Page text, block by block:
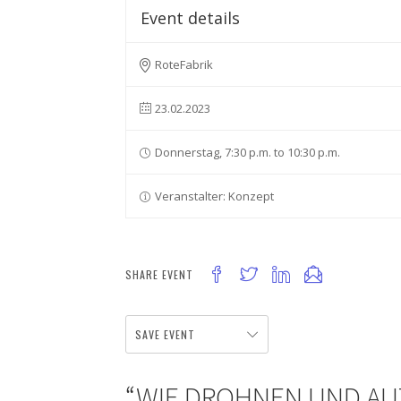
Event details
RoteFabrik
23.02.2023
Donnerstag, 7:30 p.m. to 10:30 p.m.
Veranstalter: Konzept
SHARE EVENT
SAVE EVENT